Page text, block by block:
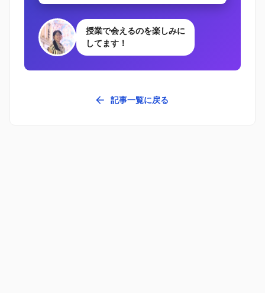
授業で会えるのを楽しみに
してます！
記事一覧に戻る